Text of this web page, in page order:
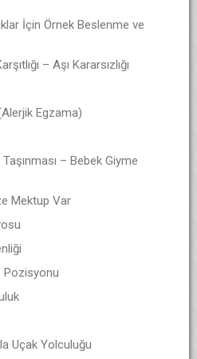
İçin Örnek Beslenme ve
– Aşı Kararsızlığı
Egzama)
– Bebek Giyme
Mektup Var
Pozisyonu
Uçak Yolculuğu